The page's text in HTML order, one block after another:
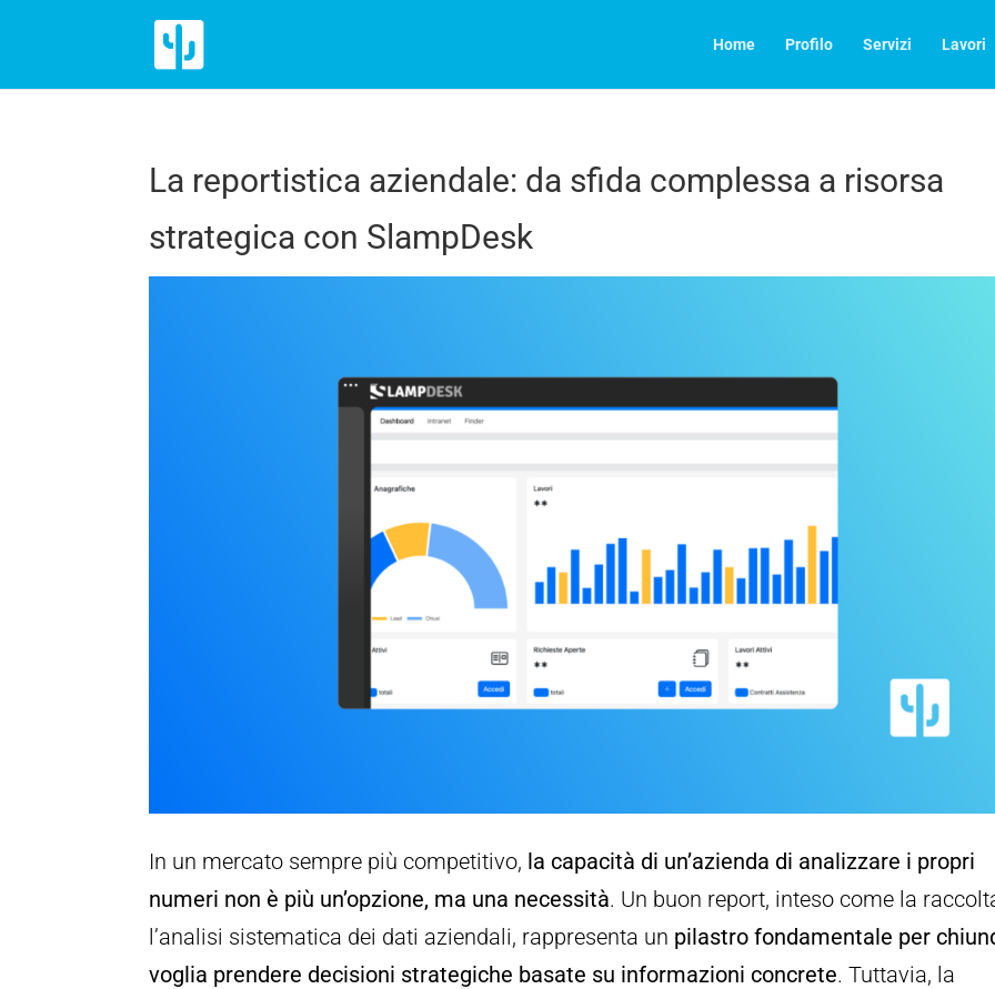
Home Profilo Servizi Lavori
La reportistica aziendale: da sfida complessa a risorsa
strategica con SlampDesk
In un mercato sempre più competitivo, la capacità di un’azienda di analizzare i propri
numeri non è più un’opzione, ma una necessità. Un buon report, inteso come la
l’analisi sistematica dei dati aziendali, rappresenta un pilastro fondamentale per
voglia prendere decisioni strategiche basate su informazioni concrete. Tuttavia, la